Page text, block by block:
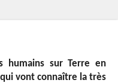
humains sur Terre en
vont connaître la très